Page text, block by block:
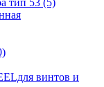
тип 53 (5)
винтов и